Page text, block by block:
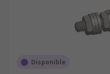
Disponible